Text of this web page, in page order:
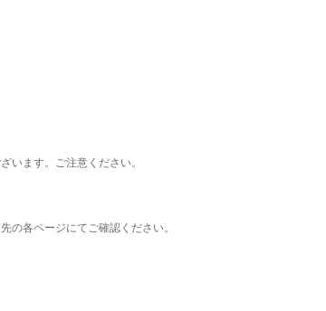
います。ご注意ください。
の各ページにてご確認ください。